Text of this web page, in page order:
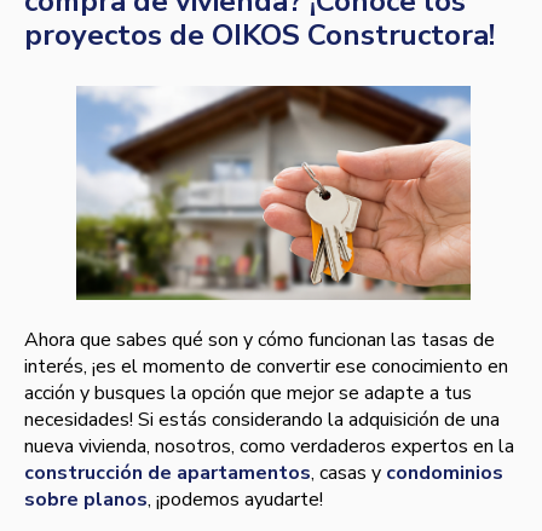
proyectos de OIKOS Constructora!
Ahora que sabes qué son y cómo funcionan las tasas de
interés, ¡es el momento de convertir ese conocimiento en
acción y busques la opción que mejor se adapte a tus
necesidades! Si estás considerando la adquisición de una
nueva vivienda, nosotros, como verdaderos expertos en la
construcción de apartamentos, casas y condominios
sobre planos, ¡podemos ayudarte!